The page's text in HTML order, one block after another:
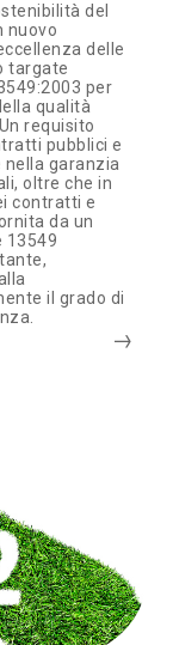
del
nuovo
delle
targate
per
qualità
requisito
pubblici e
garanzia
oltre che in
contratti e
da un
13549
il grado di